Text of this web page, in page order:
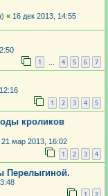
« 16 дек 2013, 14:55
1 4 5 6 7
1 2 3 4 5
кроликов
21 мар 2013, 16:02
1 2 3 4
Перелыгиной.